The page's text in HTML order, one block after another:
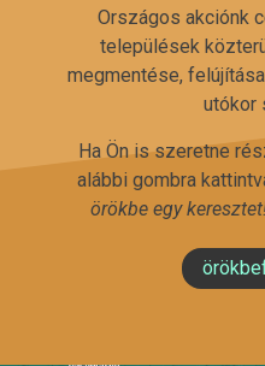
Országos akciónk
települések
megmentése,
utókor
Ha Ön is szeretne
alábbi gombra
örökbe egy